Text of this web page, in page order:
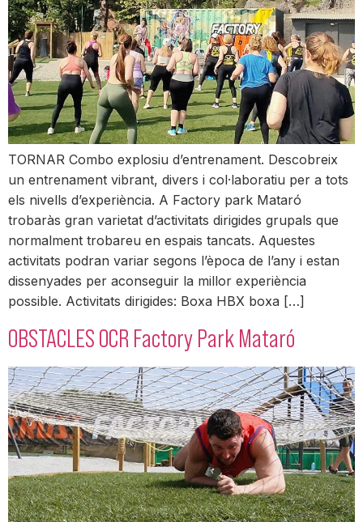
TORNAR Combo explosiu d’entrenament. Descobreix
un entrenament vibrant, divers i col·laboratiu per a tots
els nivells d’experiència. A Factory park Mataró
trobaràs gran varietat d’activitats dirigides grupals que
normalment trobareu en espais tancats. Aquestes
activitats podran variar segons l’època de l’any i estan
dissenyades per aconseguir la millor experiència
possible. Activitats dirigides: Boxa HBX boxa […]
OBSTACLES OCR Factory Park Mataró